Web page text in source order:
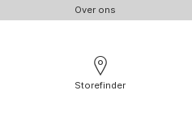
Over ons
Storefinder